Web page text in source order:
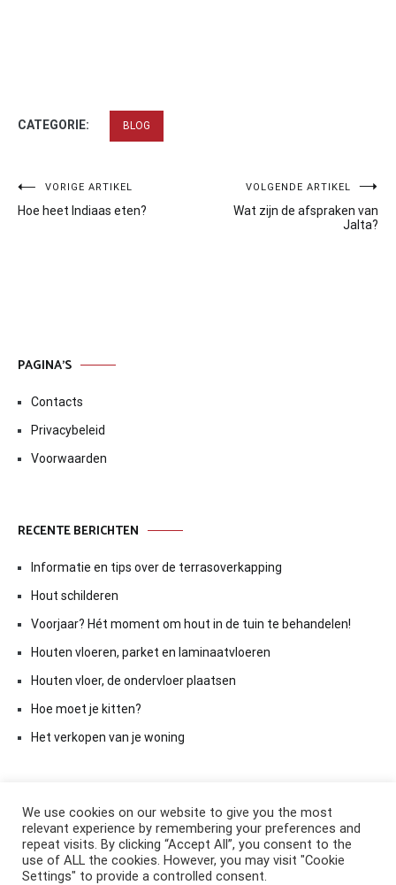
CATEGORIE: BLOG
Bericht
navigatie
VORIGE ARTIKEL
Hoe heet Indiaas eten?
VOLGENDE ARTIKEL
Wat zijn de afspraken van
Jalta?
PAGINA’S
Contacts
Privacybeleid
Voorwaarden
RECENTE BERICHTEN
Informatie en tips over de terrasoverkapping
Hout schilderen
Voorjaar? Hét moment om hout in de tuin te behandelen!
Houten vloeren, parket en laminaatvloeren
Houten vloer, de ondervloer plaatsen
Hoe moet je kitten?
Het verkopen van je woning
We use cookies on our website to give you the most
relevant experience by remembering your preferences and
repeat visits. By clicking “Accept All”, you consent to the
use of ALL the cookies. However, you may visit "Cookie
Settings" to provide a controlled consent.